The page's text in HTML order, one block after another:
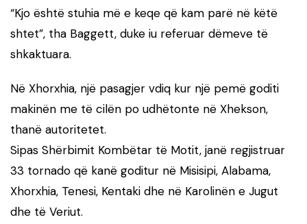
“Kjo është stuhia më e keqe që kam parë në këtë
shtet”, tha Baggett, duke iu referuar dëmeve të
shkaktuara.
Në Xhorxhia, një pasagjer vdiq kur një pemë goditi
makinën me të cilën po udhëtonte në Xhekson,
thanë autoritetet.
Sipas Shërbimit Kombëtar të Motit, janë regjistruar
33 tornado që kanë goditur në Misisipi, Alabama,
Xhorxhia, Tenesi, Kentaki dhe në Karolinën e Jugut
dhe të Veriut.